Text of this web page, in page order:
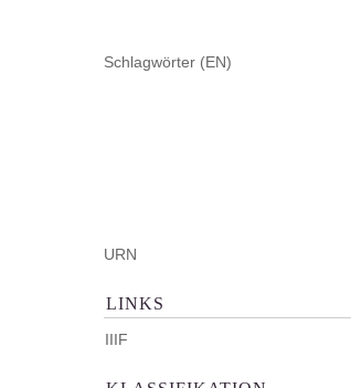
Schlagwörter (EN)
URN
LINKS
IIIF